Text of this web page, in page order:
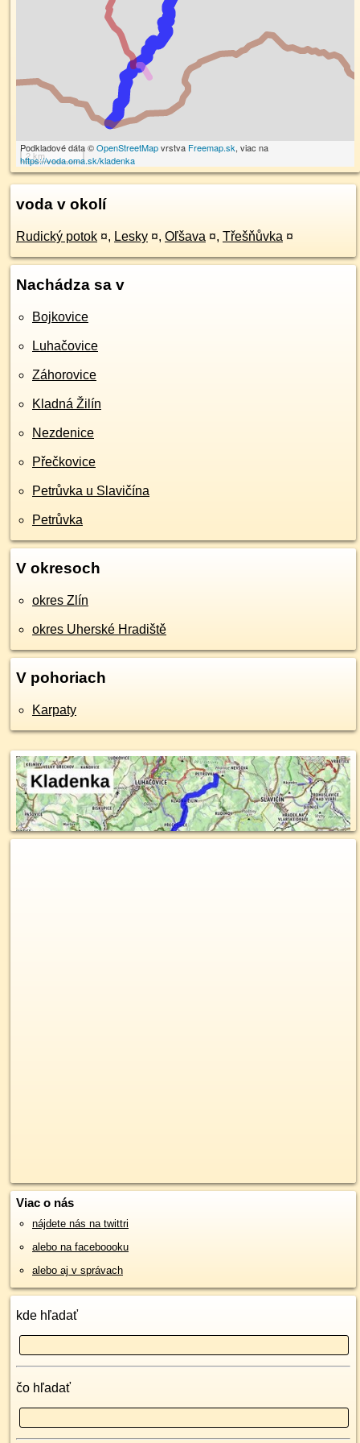
2 km
Podkladové dáta ©OpenStreetMapvrstva Freemap.sk, viac na
https://voda.oma.sk/kladenka
voda v okolí
Rudický potok ¤, Lesky ¤, Oľšava ¤, Třešňůvka ¤
Nachádza sa v
Bojkovice
Luhačovice
Záhorovice
Kladná Žilín
Nezdenice
Přečkovice
Petrůvka u Slavičína
Petrůvka
V okresoch
okres Zlín
okres Uherské Hradiště
V pohoriach
Karpaty
Viac o nás
nájdete nás na twittri
alebo na faceboooku
alebo aj v správach
kde hľadať
čo hľadať